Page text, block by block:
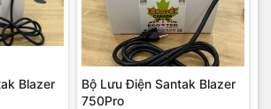
Blazer
Bộ Lưu Điện Santak Blazer
750Pro